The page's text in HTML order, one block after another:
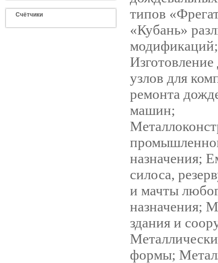
Счётчики
типов
«Кубань»
модификаций;
Изготовление
узлов для
ремонта
машин;
назначения;
силоса,
и мачты
назначения;
здания и
формы;